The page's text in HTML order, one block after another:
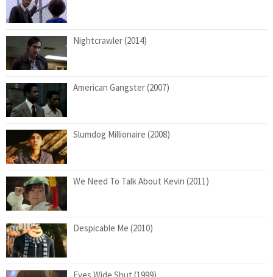
Nightcrawler (2014)
American Gangster (2007)
Slumdog Millionaire (2008)
We Need To Talk About Kevin (2011)
Despicable Me (2010)
Eyes Wide Shut (1999)